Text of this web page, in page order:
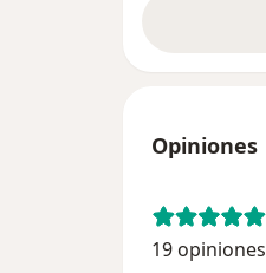
Opiniones
19 opiniones